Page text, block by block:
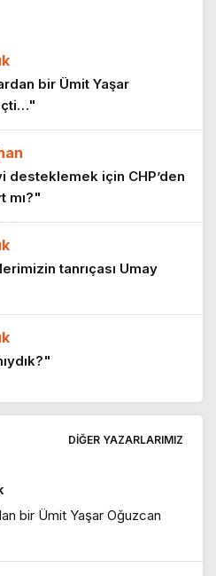
bir kentin hikayesi
Görünmeyen tehlike,
yelkenin gücü:
zihin sağlığı ve liderlik
Denizlerden Gelen Umut
Bir Dönüşüm
nefesi ve ruhun dengesi
bir Ümit Yaşar
desteklemek için CHP’den
mı?"
tanrıçası Umay
İstanbul: Eski İstanbul
DIĞER YAZARLARIMIZ
bir Ümit Yaşar Oğuzcan